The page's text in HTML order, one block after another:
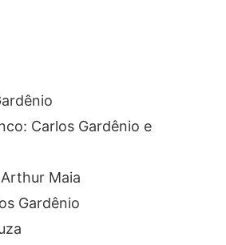
Carlos Gardênio e
Maia
Gardênio